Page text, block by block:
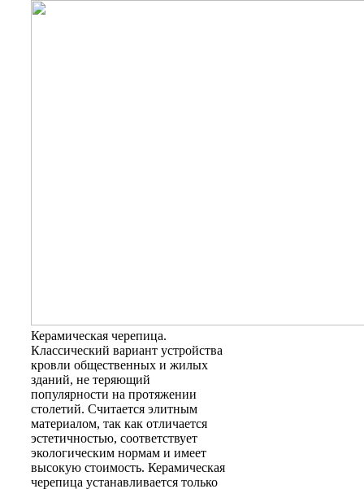
Керамическая черепица.
Классический вариант устройства
кровли общественных и жилых
зданий, не теряющий
популярности на протяжении
столетий. Считается элитным
материалом, так как отличается
эстетичностью, соответствует
экологическим нормам и имеет
высокую стоимость. Керамическая
черепица устанавливается только